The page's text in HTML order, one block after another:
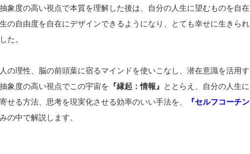
象度の高い視点で本質を理解した後は、自分の人生に望むものを自在
の自由度を自在にデザインできるようになり、とても幸せに生きられ
た。
の理性、脳の前頭葉に宿るマインドを使いこなし、潜在意識を活用す
象度の高い視点でこの宇宙を 『縁起：情報』
ととらえ、自分の人生に
せる方法、思考を現実化させる効率のいい手法を、
『セルフコーチン
の中で解説します。